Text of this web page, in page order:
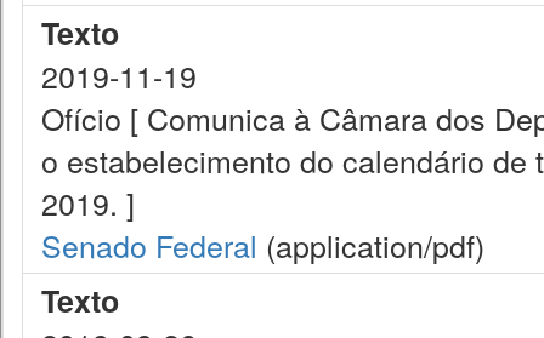
Texto
2019-11-19
Ofício [ Comunica à Câmara dos
o estabelecimento do calendário
2019. ]
Senado Federal (application/pdf)
Texto